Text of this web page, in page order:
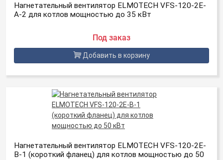
Нагнетательный вентилятор ELMOTECH VFS-120-2E-
A-2 для котлов мощностью до 35 кBт
Под заказ
Добавить в корзину
Нагнетательный вентилятор ELMOTECH VFS-120-2E-
B-1 (короткий фланец) для котлов мощностью до 50